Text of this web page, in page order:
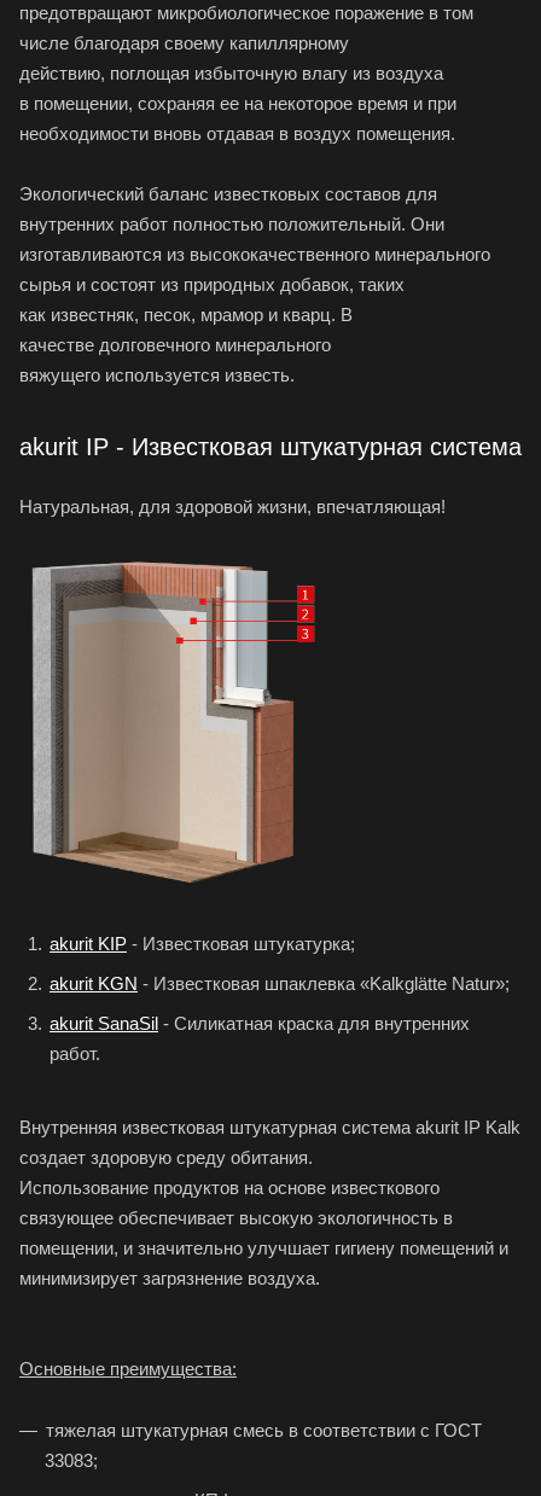
предотвращают микробиологическое поражение в том
числе благодаря своему капиллярному
действию, поглощая избыточную влагу из воздуха
в помещении, сохраняя ее на некоторое время и при
необходимости вновь отдавая в воздух помещения.
Экологический баланс известковых составов для
внутренних работ полностью положительный. Они
изготавливаются из высококачественного минерального
сырья и состоят из природных добавок, таких
как известняк, песок, мрамор и кварц. В
качестве долговечного минерального
вяжущего используется известь.
akurit IP - Известковая штукатурная система
Натуральная, для здоровой жизни, впечатляющая!
akurit KIP - Известковая штукатурка;
akurit KGN - Известковая шпаклевка «Kalkglätte Natur»;
akurit SanaSil - Силикатная краска для внутренних
работ.
Внутренняя известковая штукатурная система akurit IP Kalk
создает здоровую среду обитания.
Использование продуктов на основе известкового
связующее обеспечивает высокую экологичность в
помещении, и значительно улучшает гигиену помещений и
минимизирует загрязнение воздуха.
Основные преимущества:
тяжелая штукатурная смесь в соответствии с ГОСТ
33083;